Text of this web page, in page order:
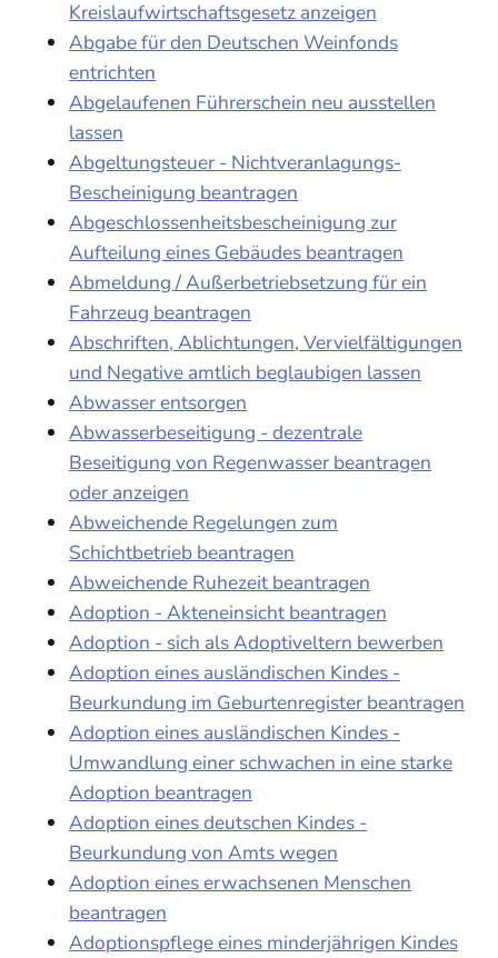
Kreislaufwirtschaftsgesetz anzeigen
Abgabe für den Deutschen Weinfonds
entrichten
Abgelaufenen Führerschein neu ausstellen
lassen
Abgeltungsteuer - Nichtveranlagungs-
Bescheinigung beantragen
Abgeschlossenheitsbescheinigung zur
Aufteilung eines Gebäudes beantragen
Abmeldung / Außerbetriebsetzung für ein
Fahrzeug beantragen
Abschriften, Ablichtungen, Vervielfältigungen
und Negative amtlich beglaubigen lassen
Abwasser entsorgen
Abwasserbeseitigung - dezentrale
Beseitigung von Regenwasser beantragen
oder anzeigen
Abweichende Regelungen zum
Schichtbetrieb beantragen
Abweichende Ruhezeit beantragen
Adoption - Akteneinsicht beantragen
Adoption - sich als Adoptiveltern bewerben
Adoption eines ausländischen Kindes -
Beurkundung im Geburtenregister beantragen
Adoption eines ausländischen Kindes -
Umwandlung einer schwachen in eine starke
Adoption beantragen
Adoption eines deutschen Kindes -
Beurkundung von Amts wegen
Adoption eines erwachsenen Menschen
beantragen
Adoptionspflege eines minderjährigen Kindes